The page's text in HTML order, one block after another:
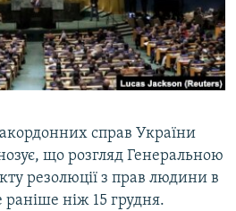
справ України
що розгляд Генеральною
резолюції з прав людини в
раніше ніж 15 грудня.